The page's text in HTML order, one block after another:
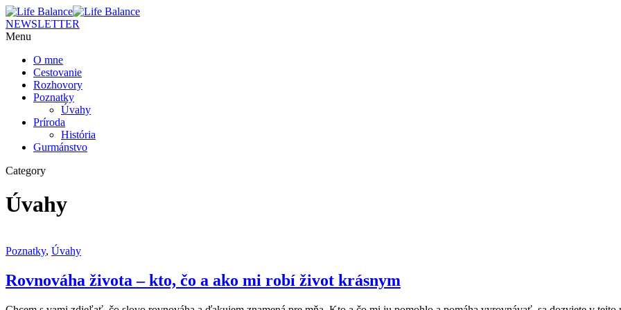
NEWSLETTER
Menu
O mne
Cestovanie
Rozhovory
Poznatky
Úvahy
Príroda
História
Gurmánstvo
Category
Úvahy
Poznatky, Úvahy
Rovnováha života – kto, čo a ako mi robí život krásnym